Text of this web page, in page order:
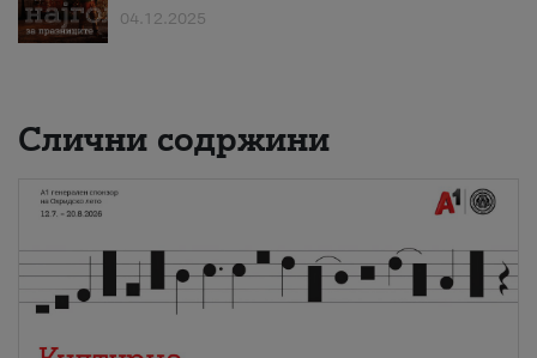
04.12.2025
Слични содржини